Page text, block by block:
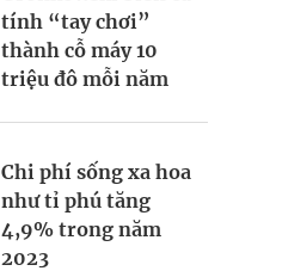
tính “tay chơi”
thành cỗ máy 10
triệu đô mỗi năm
Chi phí sống xa hoa
như tỉ phú tăng
4,9% trong năm
2023
AI sẽ giúp điều
hành công ty tốt
hơn
Contributor
Champagne hàng
đầu cho chất riêng
Mukesh Ambani sắp
chuyển giao quyền
điều hành Reliance